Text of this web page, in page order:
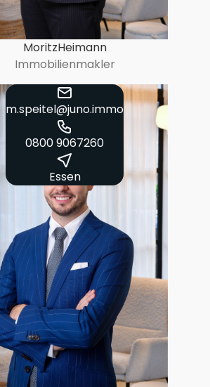
MoritzHeimann
Immobilienmakler
m.speitel@juno.immo
0800 9067260
Essen